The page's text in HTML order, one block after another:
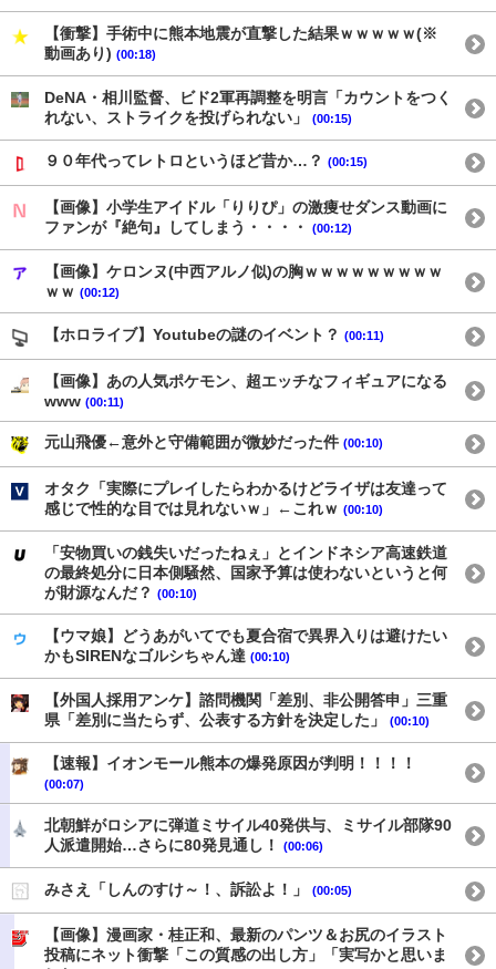
【衝撃】手術中に熊本地震が直撃した結果ｗｗｗｗｗ(※
動画あり) (00:18)
DeNA・相川監督、ビド2軍再調整を明言「カウントをつく
れない、ストライクを投げられない」
(00:15)
９０年代ってレトロというほど昔か…？ (00:15)
【画像】小学生アイドル「りりぴ」の激痩せダンス動画に
ファンが『絶句』してしまう・・・・
(00:12)
【画像】ケロンヌ(中西アルノ似)の胸ｗｗｗｗｗｗｗｗｗ
ｗｗ (00:12)
【ホロライブ】Youtubeの謎のイベント？ (00:11)
【画像】あの人気ポケモン、超エッチなフィギュアになる
www (00:11)
元山飛優←意外と守備範囲が微妙だった件 (00:10)
オタク「実際にプレイしたらわかるけどライザは友達って
感じで性的な目では見れないｗ」←これｗ (00:10)
「安物買いの銭失いだったねぇ」とインドネシア高速鉄道
の最終処分に日本側騒然、国家予算は使わないというと何
が財源なんだ？ (00:10)
【ウマ娘】どうあがいてでも夏合宿で異界入りは避けたい
かもSIRENなゴルシちゃん達 (00:10)
【外国人採用アンケ】諮問機関「差別、非公開答申」三重
県「差別に当たらず、公表する方針を決定した」
(00:10)
【速報】イオンモール熊本の爆発原因が判明！！！！
(00:07)
北朝鮮がロシアに弾道ミサイル40発供与、ミサイル部隊90
人派遣開始…さらに80発見通し！
(00:06)
みさえ「しんのすけ～！、訴訟よ！」 (00:05)
【画像】漫画家・桂正和、最新のパンツ＆お尻のイラスト
投稿にネット衝撃「この質感の出し方」「実写かと思いま